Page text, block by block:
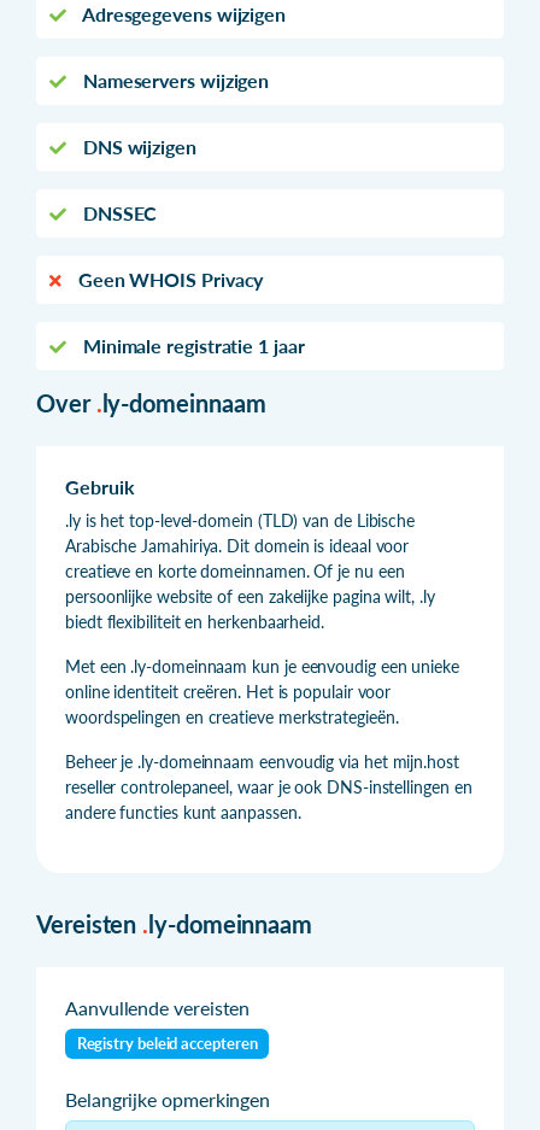
Adresgegevens wijzigen
Nameservers wijzigen
DNS wijzigen
DNSSEC
Geen WHOIS Privacy
Minimale registratie 1 jaar
Over .ly-domeinnaam
Gebruik
.ly is het top-level-domein (TLD) van de Libische
Arabische Jamahiriya. Dit domein is ideaal voor
creatieve en korte domeinnamen. Of je nu een
persoonlijke website of een zakelijke pagina wilt, .ly
biedt flexibiliteit en herkenbaarheid.
Met een .ly-domeinnaam kun je eenvoudig een unieke
online identiteit creëren. Het is populair voor
woordspelingen en creatieve merkstrategieën.
Beheer je .ly-domeinnaam eenvoudig via het mijn.host
reseller controlepaneel, waar je ook DNS-instellingen en
andere functies kunt aanpassen.
Vereisten .ly-domeinnaam
Aanvullende vereisten
Registry beleid accepteren
Belangrijke opmerkingen